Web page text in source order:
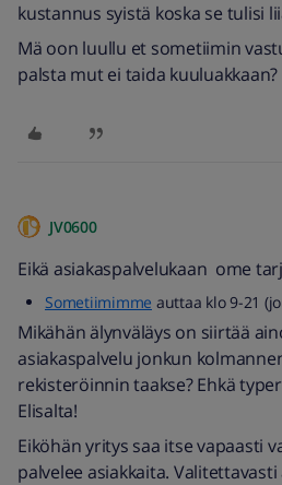
kustannus syistä koska se tulisi
Mä oon luullu et sometiimin
palsta mut ei taida kuuluakkaan?
JV0600
Eikä asiakaspalvelukaan ome
Sometiimimme auttaa klo 9-21
Mikähän älynväläys on siirtää
asiakaspalvelu jonkun
rekisteröinnin taakse? Ehkä
Elisalta!
Eiköhän yritys saa itse vapaasti
palvelee asiakkaita. Valitettavasti